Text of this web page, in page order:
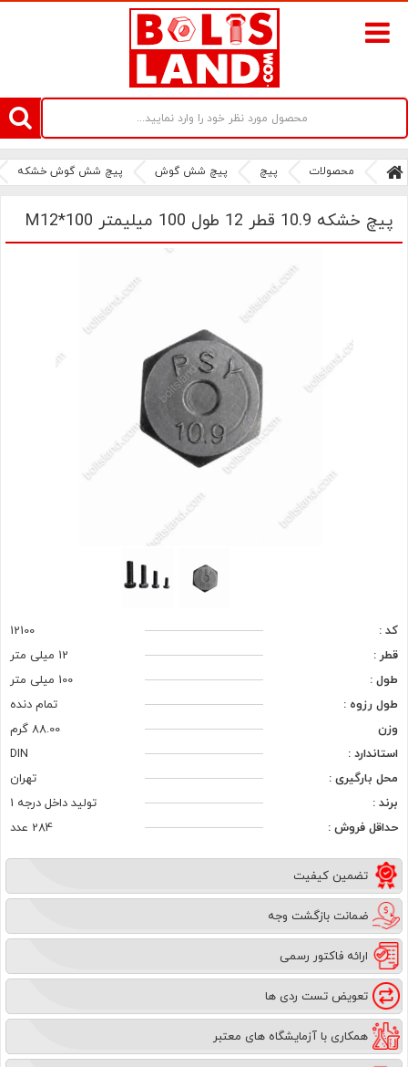
سامانه آنلاین فروش پیچ و مهره های صنعتی بولتز لند | سرزمین پیچ
محصولات پیچ پیچ شش گوش پیچ شش گوش خشکه
پیچ خشکه 10.9 قطر 12 طول 100 میلیمتر M12*100
کد :
12100
قطر :
12 میلی متر
طول :
100 میلی متر
طول رزوه :
تمام دنده
وزن
88.00 گرم
استاندارد :
DIN
محل بارگیری :
تهران
برند :
تولید داخل درجه 1
حداقل فروش :
284 عدد
تضمین کیفیت
ضمانت بازگشت وجه
ارائه فاکتور رسمی
تعویض تست ردی ها
همکاری با آزمایشگاه های معتبر